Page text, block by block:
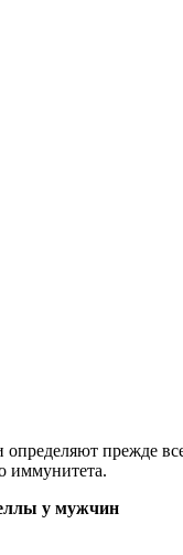
прежде
иммунитета.
у мужчин